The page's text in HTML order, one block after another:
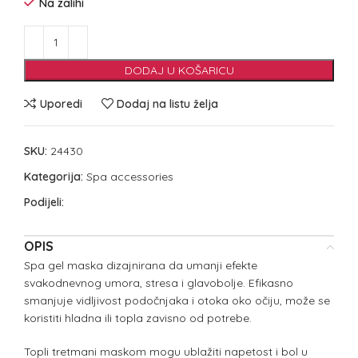
Na zalihi
DODAJ U KOŠARICU
Uporedi Dodaj na listu želja
SKU: 24430
Kategorija: Spa accessories
Podijeli:
OPIS
Spa gel maska dizajnirana da umanji efekte
svakodnevnog umora, stresa i glavobolje. Efikasno
smanjuje vidljivost podočnjaka i otoka oko očiju, može se
koristiti hladna ili topla zavisno od potrebe.
Topli tretmani maskom mogu ublažiti napetost i bol u